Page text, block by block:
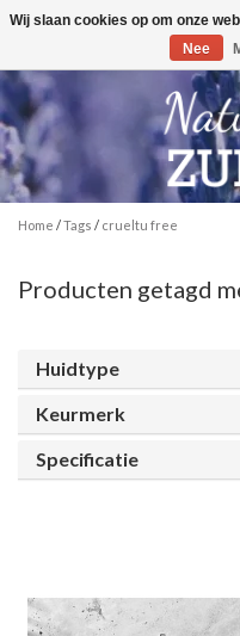
Toggle
Home /Tags / crueltu free
Producten getagd
Huidtype
Keurmerk
Specificatie
Wij slaan cookies op om onze
Nee